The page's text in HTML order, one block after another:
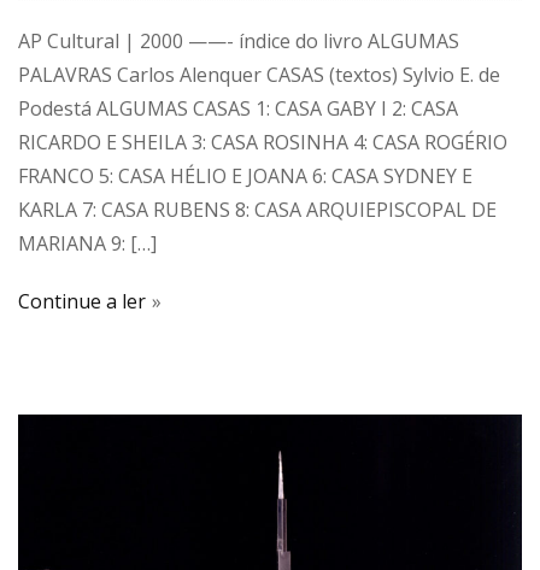
AP Cultural | 2000 ——- índice do livro ALGUMAS
PALAVRAS Carlos Alenquer CASAS (textos) Sylvio E. de
Podestá ALGUMAS CASAS 1: CASA GABY I 2: CASA
RICARDO E SHEILA 3: CASA ROSINHA 4: CASA ROGÉRIO
FRANCO 5: CASA HÉLIO E JOANA 6: CASA SYDNEY E
KARLA 7: CASA RUBENS 8: CASA ARQUIEPISCOPAL DE
MARIANA 9: […]
Continue a ler